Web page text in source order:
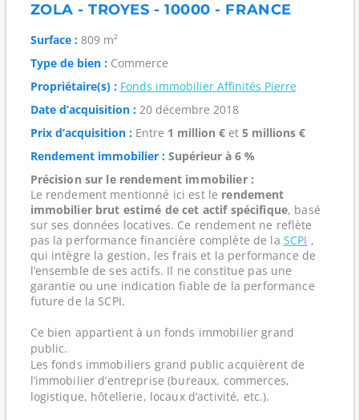
ZOLA - TROYES - 10000 - FRANCE
Surface :809 m²
Type de bien :Commerce
Propriétaire(s) : Fonds immobilier Affinités Pierre
Date d’acquisition :20 décembre 2018
Prix d’acquisition :Entre 1 million €et 5 millions €
Rendement immobilier : Supérieur à 6 %
Précision sur le rendement immobilier :
Le rendement mentionné ici est le rendement
immobilier brut estimé de cet actif spécifique, basé
sur ses données locatives. Ce rendement ne reflète
pas la performance financière complète de la SCPI ,
qui intègre la gestion, les frais et la performance de
l’ensemble de ses actifs. Il ne constitue pas une
garantie ou une indication fiable de la performance
future de la SCPI.
Ce bien appartient à un fonds immobilier grand
public.
Les fonds immobiliers grand public acquièrent de
l’immobilier d’entreprise (bureaux, commerces,
logistique, hôtellerie, locaux d’activité, etc.).